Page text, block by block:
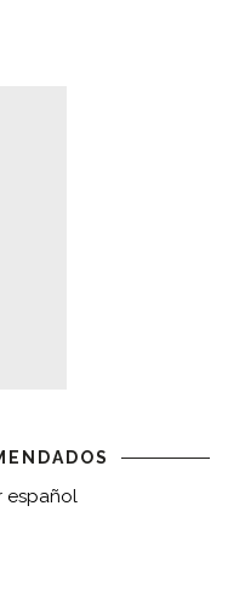
español